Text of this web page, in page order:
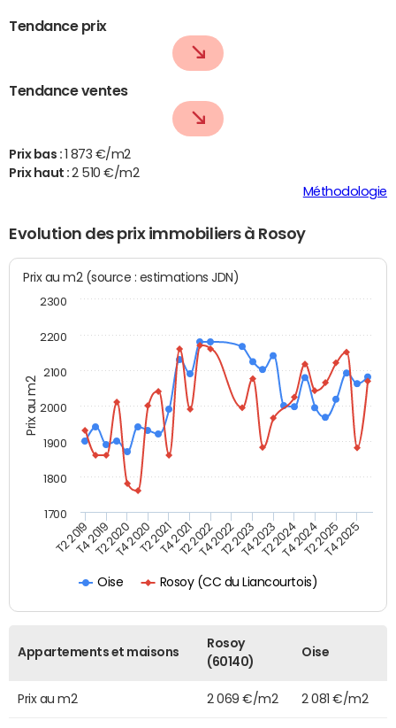
Tendance prix
Tendance ventes
Prix bas :
1 873 €/m2
Prix haut :2 510 €/m2
Méthodologie
Evolution des prix immobiliers à Rosoy
Prix au m2
Prix au m2 (source : estimations JDN)
Oise Rosoy (CC du Liancourtois)
T2 2019T4 2019T2 2020T4 2020T2 2021T4 2021T2 2022T4 2022T2 2023T4 2023T2 2024T4 2024T2 2025T4 2025
1700
1800
1900
2000
2100
2200
2300
Appartements et maisons
Rosoy
(60140)
Oise
Prix au m2 2 069 €/m2 2 081 €/m2